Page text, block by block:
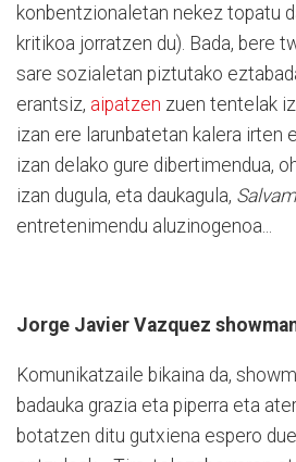
konbentzionaletan nekez topatu
kritikoa jorratzen du). Bada, bere
sare sozialetan piztutako
erantsiz, aipatzen zuen tentelak
izan ere larunbatetan kalera irten
izan delako gure dibertimendua,
izan dugula, eta daukagula,
entretenimendu aluzinogenoa...
Jorge Javier Vazquez
Komunikatzaile bikaina da,
badauka grazia eta piperra eta
botatzen ditu gutxiena espero